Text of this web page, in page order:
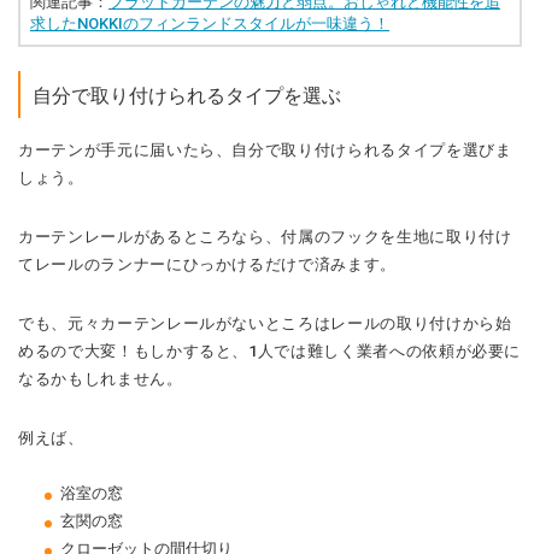
求したNOKKIのフィンランドスタイルが一味違う！
自分で取り付けられるタイプを選ぶ
カーテンが手元に届いたら、自分で取り付けられるタイプを選びま
しょう。
カーテンレールがあるところなら、付属のフックを生地に取り付け
てレールのランナーにひっかけるだけで済みます。
でも、元々カーテンレールがないところはレールの取り付けから始
めるので大変！もしかすると、1人では難しく業者への依頼が必要に
なるかもしれません。
例えば、
浴室の窓
玄関の窓
クローゼットの間仕切り